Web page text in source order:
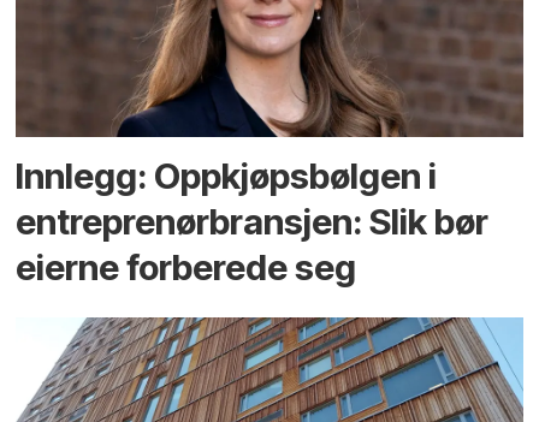
Innlegg: Oppkjøps­bølgen i
entreprenør­bransjen: Slik bør
eierne forberede seg